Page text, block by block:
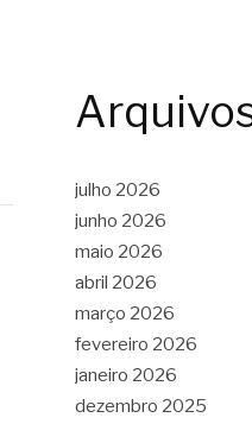
julho 2026
junho 2026
maio 2026
abril 2026
março 2026
fevereiro 2026
janeiro 2026
dezembro 2025